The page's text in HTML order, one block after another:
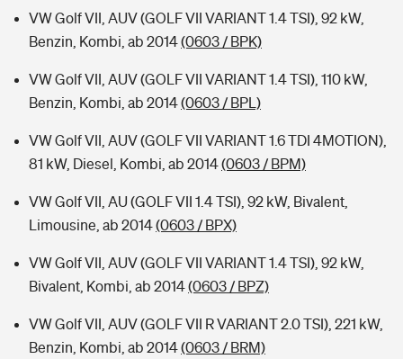
VW Golf VII, AUV (GOLF VII VARIANT 1.4 TSI), 92 kW,
Benzin, Kombi, ab 2014(0603 / BPK)
VW Golf VII, AUV (GOLF VII VARIANT 1.4 TSI), 110 kW,
Benzin, Kombi, ab 2014(0603 / BPL)
VW Golf VII, AUV (GOLF VII VARIANT 1.6 TDI 4MOTION),
81 kW, Diesel, Kombi, ab 2014(0603 / BPM)
VW Golf VII, AU (GOLF VII 1.4 TSI), 92 kW, Bivalent,
Limousine, ab 2014(0603 / BPX)
VW Golf VII, AUV (GOLF VII VARIANT 1.4 TSI), 92 kW,
Bivalent, Kombi, ab 2014(0603 / BPZ)
VW Golf VII, AUV (GOLF VII R VARIANT 2.0 TSI), 221 kW,
Benzin, Kombi, ab 2014(0603 / BRM)